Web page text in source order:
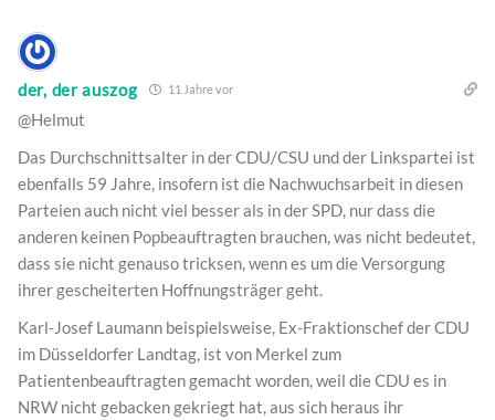
der, der auszog 11 Jahre vor
@Helmut
Das Durchschnittsalter in der CDU/CSU und der Linkspartei ist
ebenfalls 59 Jahre, insofern ist die Nachwuchsarbeit in diesen
Parteien auch nicht viel besser als in der SPD, nur dass die
anderen keinen Popbeauftragten brauchen, was nicht bedeutet,
dass sie nicht genauso tricksen, wenn es um die Versorgung
ihrer gescheiterten Hoffnungsträger geht.
Karl-Josef Laumann beispielsweise, Ex-Fraktionschef der CDU
im Düsseldorfer Landtag, ist von Merkel zum
Patientenbeauftragten gemacht worden, weil die CDU es in
NRW nicht gebacken gekriegt hat, aus sich heraus ihr